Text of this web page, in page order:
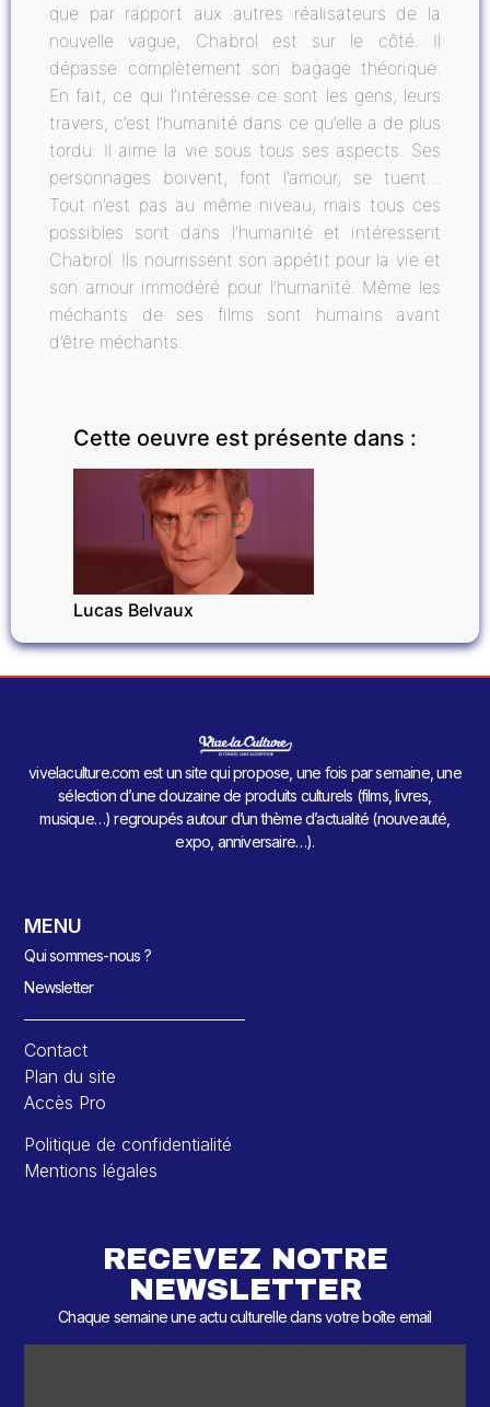
que par rapport aux autres réalisateurs de la
nouvelle vague, Chabrol est sur le côté. Il
dépasse complètement son bagage théorique.
En fait, ce qui l’intéresse ce sont les gens, leurs
travers, c’est l’humanité dans ce qu’elle a de plus
tordu. Il aime la vie sous tous ses aspects. Ses
personnages boivent, font l’amour, se tuent…
Tout n’est pas au même niveau, mais tous ces
possibles sont dans l’humanité et intéressent
Chabrol. Ils nourrissent son appétit pour la vie et
son amour immodéré pour l’humanité. Même les
méchants de ses films sont humains avant
d’être méchants.
Cette oeuvre est présente dans :
INVITÉ
Lucas Belvaux
vivelaculture.com est un site qui propose, une fois par semaine, une
sélection d’une douzaine de produits culturels (films, livres,
musique…) regroupés autour d’un thème d’actualité (nouveauté,
expo, anniversaire…).
MENU
Qui sommes-nous ?
Newsletter
Contact
Plan du site
Accès Pro
Politique de confidentialité
Mentions légales
RECEVEZ NOTRE
NEWSLETTER
Chaque semaine une actu culturelle dans votre boîte email